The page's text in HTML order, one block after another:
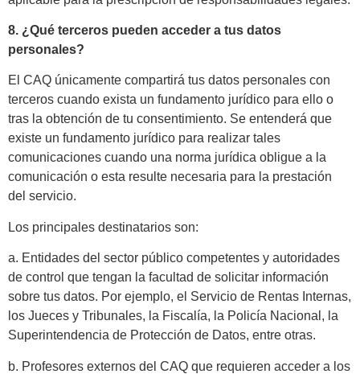
8. ¿Qué terceros pueden acceder a tus datos
personales?
El CAQ únicamente compartirá tus datos personales con
terceros cuando exista un fundamento jurídico para ello o
tras la obtención de tu consentimiento. Se entenderá que
existe un fundamento jurídico para realizar tales
comunicaciones cuando una norma jurídica obligue a la
comunicación o esta resulte necesaria para la prestación
del servicio.
Los principales destinatarios son:
a. Entidades del sector público competentes y autoridades
de control que tengan la facultad de solicitar información
sobre tus datos. Por ejemplo, el Servicio de Rentas Internas,
los Jueces y Tribunales, la Fiscalía, la Policía Nacional, la
Superintendencia de Protección de Datos, entre otras.
b. Profesores externos del CAQ que requieren acceder a los